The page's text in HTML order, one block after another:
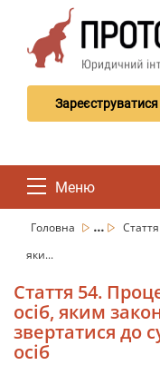
Зареєструватися
Меню
Головна ...
яки...
Стаття 54.
осіб, яким
звертатися до
осіб